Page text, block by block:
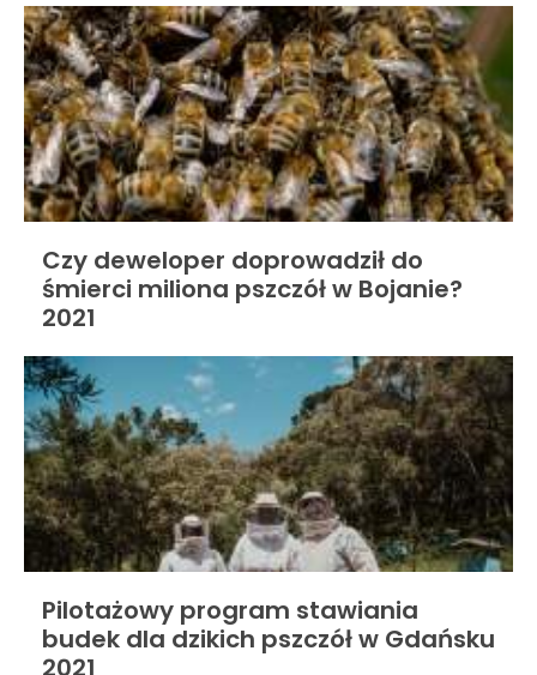
Czy deweloper doprowadził do
śmierci miliona pszczół w Bojanie?
2021
Pilotażowy program stawiania
budek dla dzikich pszczół w Gdańsku
2021